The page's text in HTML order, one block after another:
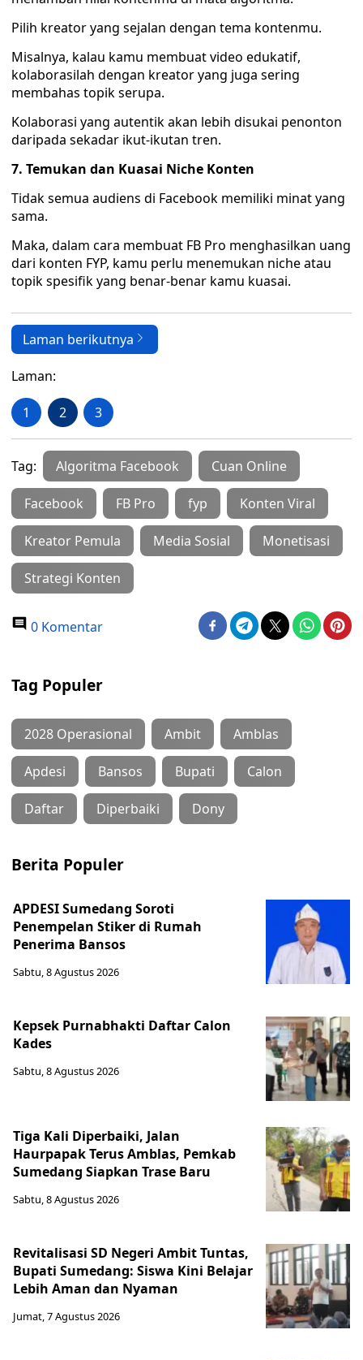
Pilih kreator yang sejalan dengan tema kontenmu.
Misalnya, kalau kamu membuat video edukatif,
kolaborasilah dengan kreator yang juga sering
membahas topik serupa.
Kolaborasi yang autentik akan lebih disukai penonton
daripada sekadar ikut-ikutan tren.
7. Temukan dan Kuasai Niche Konten
Tidak semua audiens di Facebook memiliki minat yang
sama.
Maka, dalam cara membuat FB Pro menghasilkan uang
dari konten FYP, kamu perlu menemukan niche atau
topik spesifik yang benar-benar kamu kuasai.
Laman berikutnya
Laman:
1 2 3
Tag: Algoritma Facebook Cuan Online
Facebook FB Pro fyp Konten Viral
Kreator Pemula Media Sosial Monetisasi
Strategi Konten
0 Komentar
Tag Populer
2028 Operasional Ambit Amblas
Apdesi Bansos Bupati Calon
Daftar Diperbaiki Dony
Berita Populer
APDESI Sumedang Soroti
Penempelan Stiker di Rumah
Penerima Bansos
Sabtu, 8 Agustus 2026
Kepsek Purnabhakti Daftar Calon
Kades
Sabtu, 8 Agustus 2026
Tiga Kali Diperbaiki, Jalan
Haurpapak Terus Amblas, Pemkab
Sumedang Siapkan Trase Baru
Sabtu, 8 Agustus 2026
Revitalisasi SD Negeri Ambit Tuntas,
Bupati Sumedang: Siswa Kini Belajar
Lebih Aman dan Nyaman
Jumat, 7 Agustus 2026